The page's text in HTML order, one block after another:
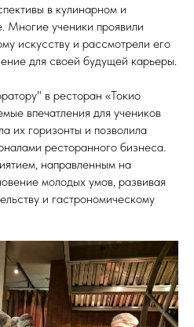
в кулинарном и
Многие ученики проявили
искусству и рассмотрели его
для своей будущей карьеры.
в ресторан «Токио
впечатления для учеников
горизонты и позволила
ресторанного бизнеса.
направленным на
молодых умов, развивая
и гастрономическому